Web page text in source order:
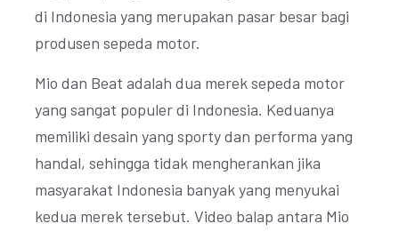
di Indonesia yang merupakan pasar besar bagi
produsen sepeda motor.
Mio dan Beat adalah dua merek sepeda motor
yang sangat populer di Indonesia. Keduanya
memiliki desain yang sporty dan performa yang
handal, sehingga tidak mengherankan jika
masyarakat Indonesia banyak yang menyukai
kedua merek tersebut. Video balap antara Mio